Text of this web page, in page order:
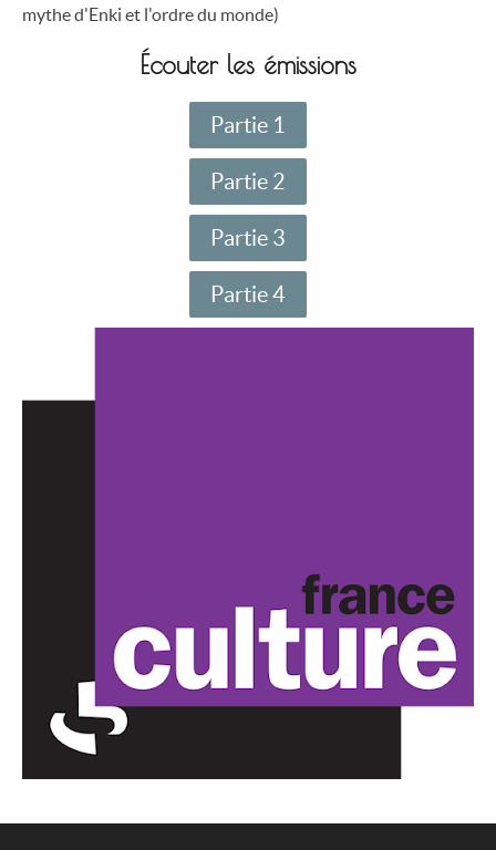
mythe d'Enki et l'ordre du monde)
Écouter les émissions
Partie 1
Partie 2
Partie 3
Partie 4